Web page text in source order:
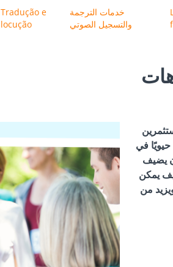
Tradução e
locução
خدمات الترجمة
والتسجيل الصوتي
في
يضيف
يمكن
من